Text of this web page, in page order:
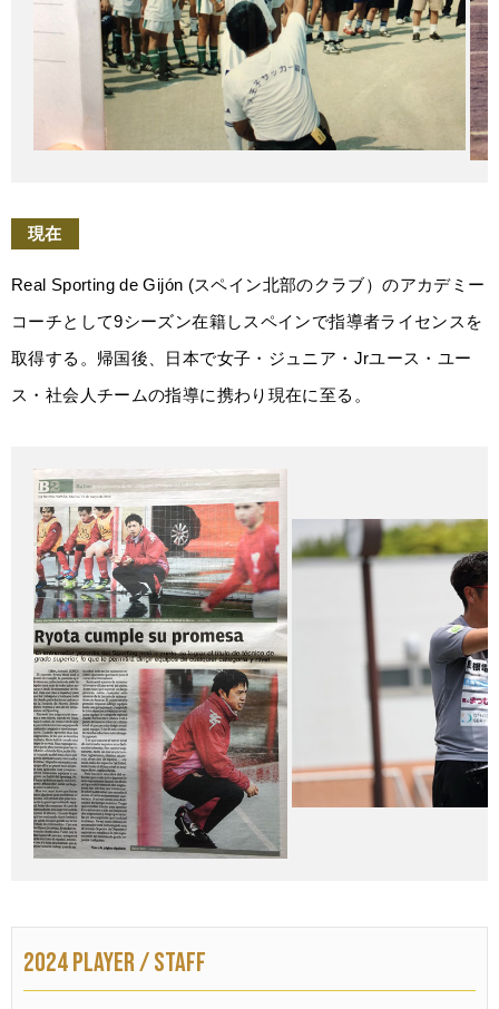
現在
Real Sporting de Gijón (スペイン北部のクラブ）のアカデミー
コーチとして9シーズン在籍しスペインで指導者ライセンスを
取得する。帰国後、日本で女子・ジュニア・Jrユース・ユー
ス・社会人チームの指導に携わり現在に至る。
2024 PLAYER / STAFF